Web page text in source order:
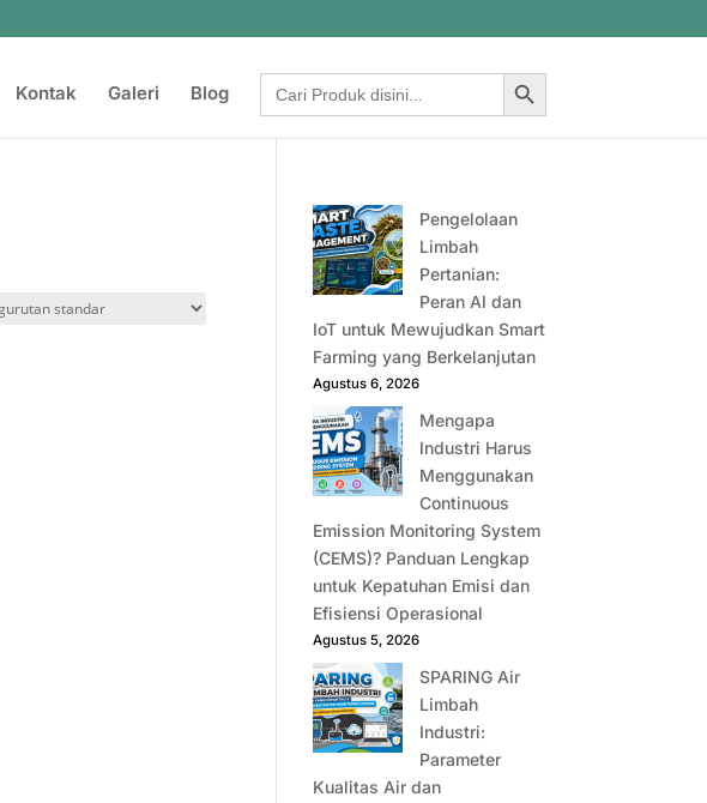
Kontak Galeri Blog
Search
for:
Search Button
Pengelolaan
Limbah
Pertanian:
Peran AI dan
IoT untuk Mewujudkan Smart
Farming yang Berkelanjutan
Agustus 6, 2026
Mengapa
Industri Harus
Menggunakan
Continuous
Emission Monitoring System
(CEMS)? Panduan Lengkap
untuk Kepatuhan Emisi dan
Efisiensi Operasional
Agustus 5, 2026
SPARING Air
Limbah
Industri:
Parameter
Kualitas Air dan